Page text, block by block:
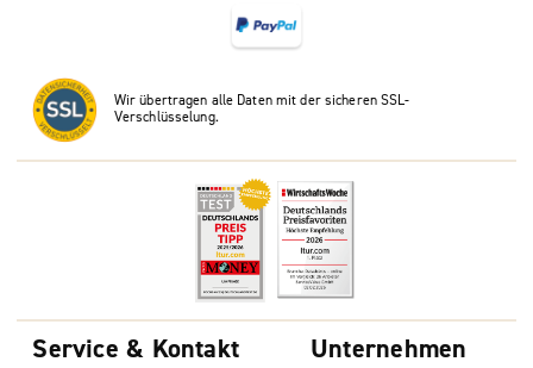
Wir übertragen alle Daten mit der sicheren SSL-
Verschlüsselung.
Service & Kontakt Unternehmen